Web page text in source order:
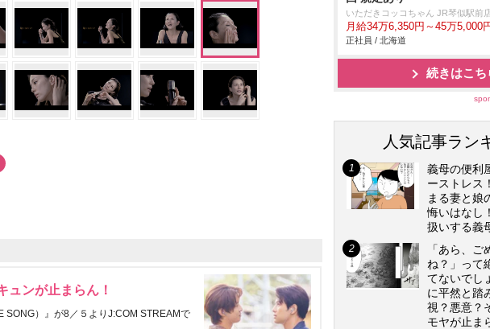
ュンが止まらん！
SONG）』が8／５よりJ:COM STREAMで
いただきコッコちゃん JR琴似駅前
月給34万6,350円～45万5,000
正社員 / 北海道
続きはこち
人気記事ラン
義母の便利
ーストレス
まる妻と娘
悔いはなし
扱いする義
「あら、ご
ね？」って
てないでし
に平然と踏
視？悪意？
モヤが止ま